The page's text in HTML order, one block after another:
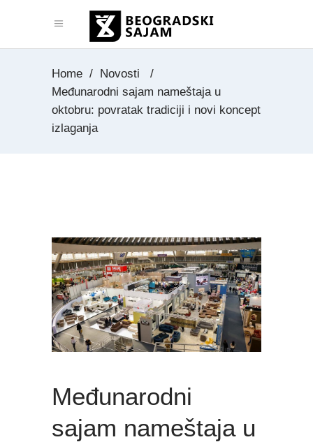
Home / Novosti
/
Međunarodni sajam nameštaja u
oktobru: povratak tradiciji i novi koncept
izlaganja
Međunarodni
sajam nameštaja u